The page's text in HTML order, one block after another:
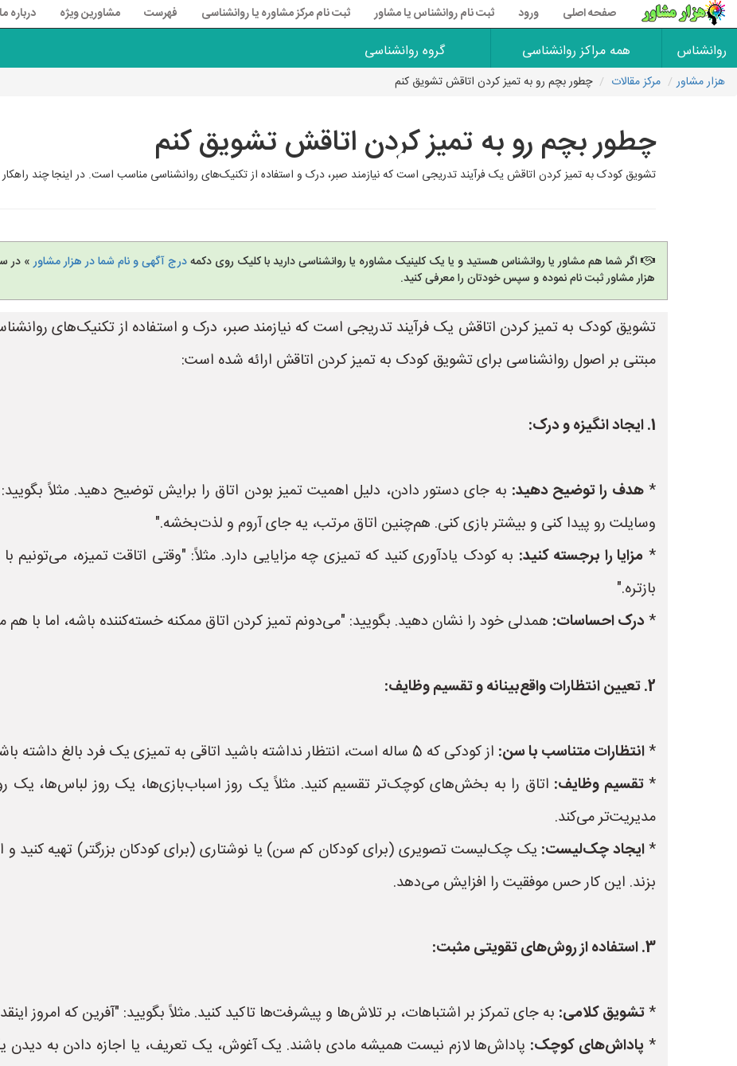
صفحه اصلی ورود ثبت نام روانشناس یا مشاور ثبت نام مرکز مشاوره یا روانشناسی فهرست مشاورین ویژه درباره ما
روانشناس همه مراکز روانشناسی گروه روانشناسی
هزار مشاور مرکز مقالات چطور بچم رو به تمیز کردن اتاقش تشویق کنم
چطور بچم رو به تمیز کردن اتاقش تشویق کنم
تشویق کودک به تمیز کردن اتاقش یک فرآیند تدریجی است که نیازمند صبر، درک و استفاده از تکنیک‌های روانشناسی مناسب است. در اینجا چند
اگر شما هم مشاور یا روانشناس هستید و یا یک کلینیک مشاوره یا روانشناسی دارید با کلیک روی دکمهدرج آگهی و نام شما در هزار مشاور» در
هزار مشاور ثبت نام نموده و سپس خودتان را معرفی کنید.
تشویق کودک به تمیز کردن اتاقش یک فرآیند تدریجی است که نیازمند صبر، درک و استفاده از تکنیک‌های
مبتنی بر اصول روانشناسی برای تشویق کودک به تمیز کردن اتاقش ارائه شده است:
1. ایجاد انگیزه و درک:
*هدف را توضیح دهید: به جای دستور دادن، دلیل اهمیت تمیز بودن اتاق را برایش توضیح دهید. مثلاً
وسایلت رو پیدا کنی و بیشتر بازی کنی. هم‌چنین اتاق مرتب، یه جای آروم و لذت‌بخشه."
* مزایا را برجسته کنید: به کودک یادآوری کنید که تمیزی چه مزایایی دارد. مثلاً: "وقتی اتاقت تمیزه،
بازتره."
*درک احساسات: همدلی خود را نشان دهید. بگویید: "می‌دونم تمیز کردن اتاق ممکنه خسته‌کننده باشه، اما با
2. تعیین انتظارات واقع‌بینانه و تقسیم وظایف:
*انتظارات متناسب با سن: از کودکی که 5 ساله است، انتظار نداشته باشید اتاقی به تمیزی یک فرد بالغ داشته باشد.
*تقسیم وظایف: اتاق را به بخش‌های کوچک‌تر تقسیم کنید. مثلاً یک روز اسباب‌بازی‌ها، یک روز لباس‌ها، یک
مدیریت‌تر می‌کند.
*ایجاد چک‌لیست: یک چک‌لیست تصویری (برای کودکان کم سن) یا نوشتاری (برای کودکان بزرگتر) تهیه کنید و از
بزند. این کار حس موفقیت را افزایش می‌دهد.
3. استفاده از روش‌های تقویتی مثبت:
*تشویق کلامی: به جای تمرکز بر اشتباهات، بر تلاش‌ها و پیشرفت‌ها تاکید کنید. مثلاً بگویید: "آفرین که امروز
* پاداش‌های کوچک: پاداش‌ها لازم نیست همیشه مادی باشند. یک آغوش، یک تعریف، یا اجازه دادن به دیدن